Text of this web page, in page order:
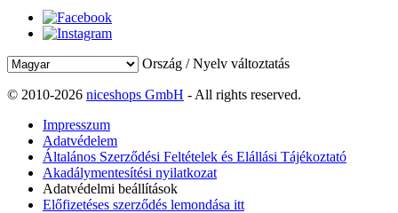
Ország / Nyelv változtatás
© 2010-2026 niceshops GmbH - All rights reserved.
Impresszum
Adatvédelem
Általános Szerződési Feltételek és Elállási Tájékoztató
Akadálymentesítési nyilatkozat
Adatvédelmi beállítások
Előfizetéses szerződés lemondása itt